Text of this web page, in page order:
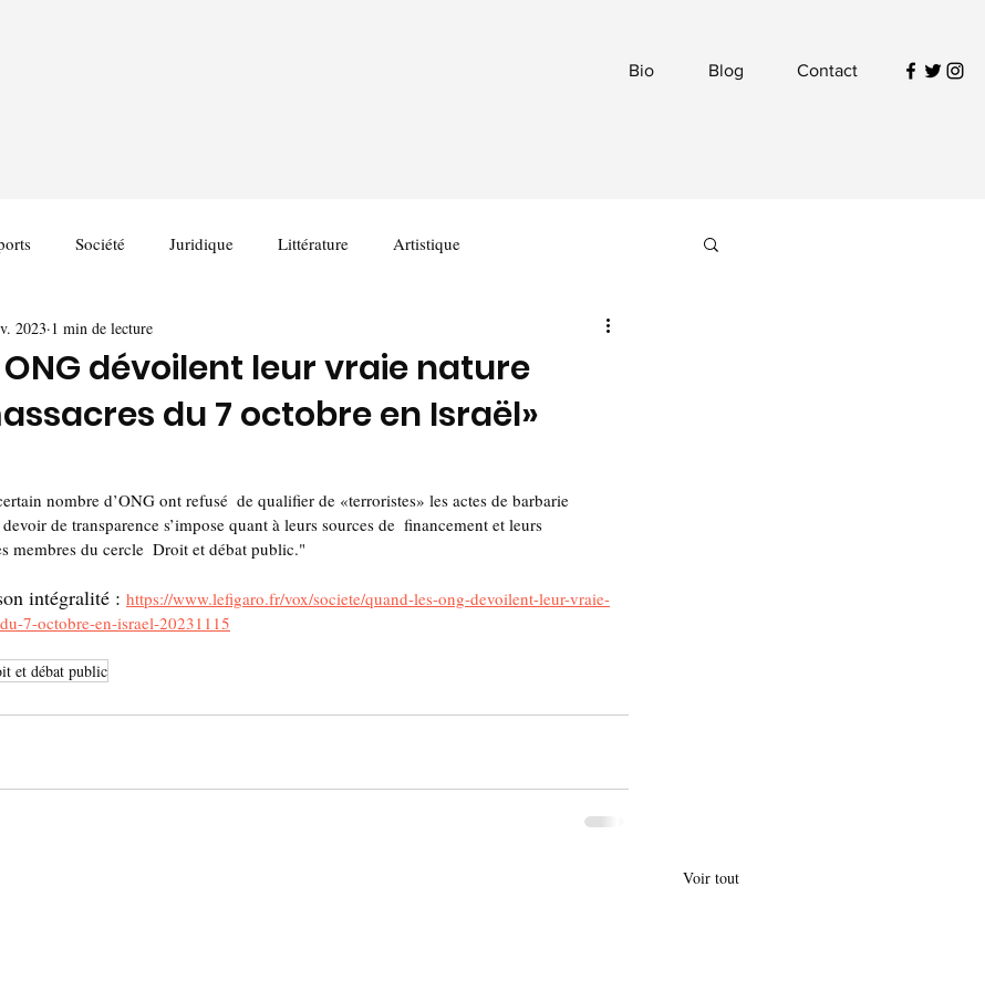
Bio Blog Contact
Société Juridique Littérature Artistique
dévoilent leur vraie nature
du 7 octobre en Israël»
2023 1 min de lecture
nombre d’ONG ont refusé  de qualifier de «terroristes» les actes de barbarie
de transparence s’impose quant à leurs sources de  financement et leurs
membres du cercle  Droit et débat public."
intégralité : https://www.lefigaro.fr/vox/societe/quand-les-ong-devoilent-leur-vraie-
7-octobre-en-israel-20231115
et débat public
Voir tout